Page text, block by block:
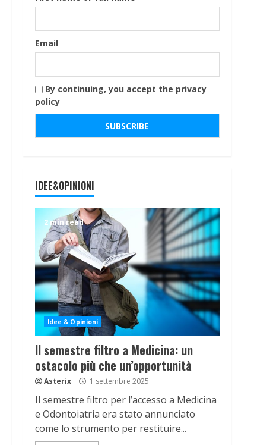
Email
By continuing, you accept the privacy
policy
IDEE&OPINIONI
2 min read
Idee & Opinioni
Il semestre filtro a Medicina: un
ostacolo più che un’opportunità
Asterix 1 settembre 2025
Il semestre filtro per l’accesso a Medicina
e Odontoiatria era stato annunciato
come lo strumento per restituire...